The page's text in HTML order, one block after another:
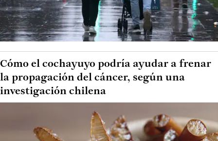
Cómo el cochayuyo podría ayudar a frenar
la propagación del cáncer, según una
investigación chilena